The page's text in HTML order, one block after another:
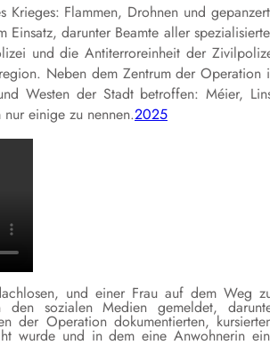
Flammen, Drohnen und
darunter Beamte aller
und die Antiterroreinheit der
Neben dem Zentrum der Operation
Westen der Stadt betroffen: Méier,
einige zu nennen.2025
und einer Frau auf dem Weg
den sozialen Medien gemeldet,
der Operation dokumentierten,
wurde und in dem eine Anwohnerin